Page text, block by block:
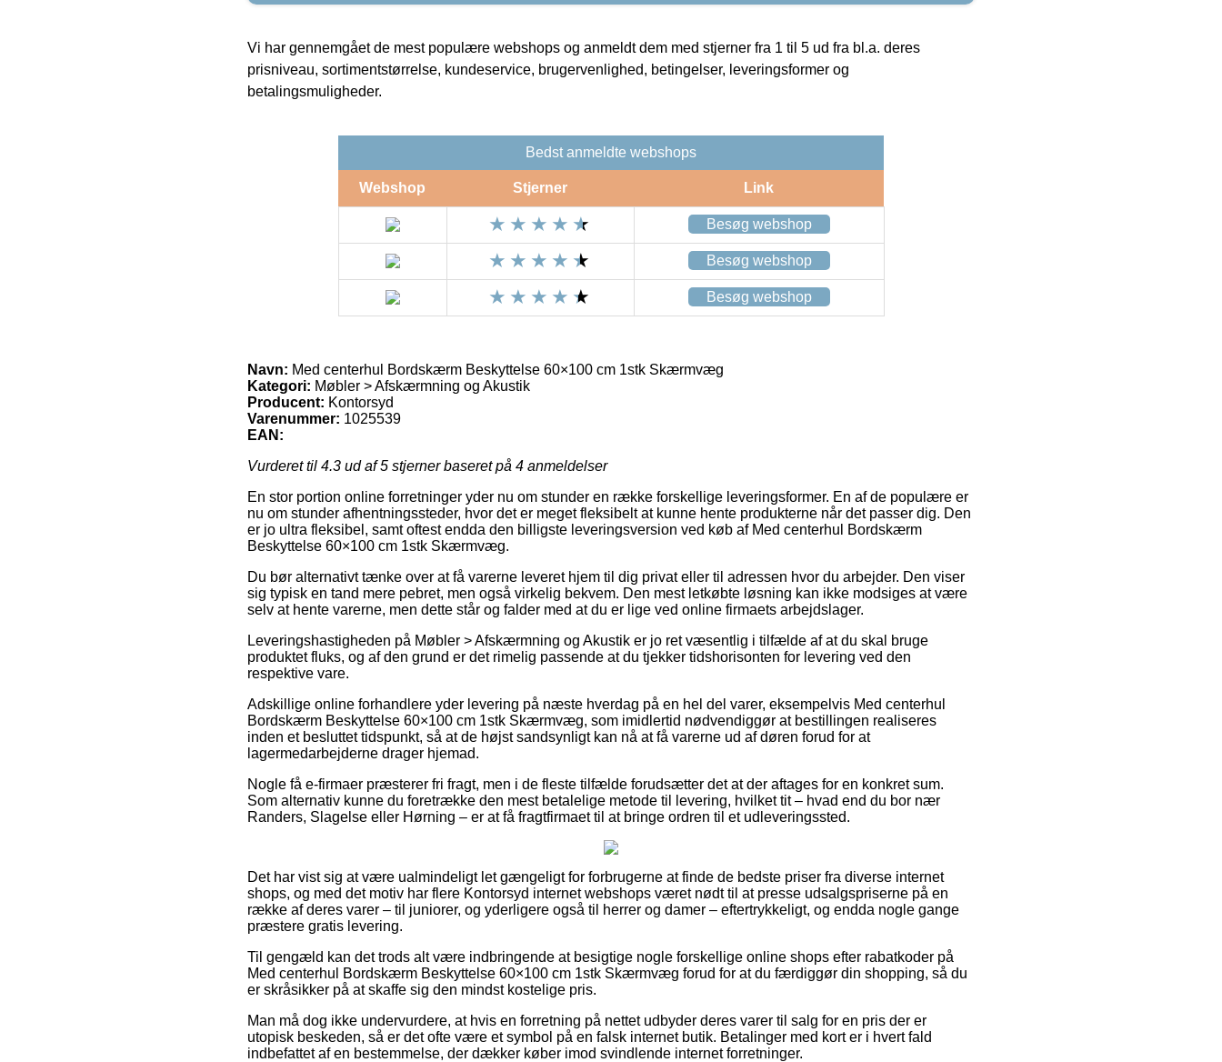
Vi har gennemgået de mest populære webshops og anmeldt dem med stjerner fra 1 til 5 ud fra bl.a. deres
prisniveau, sortimentstørrelse, kundeservice, brugervenlighed, betingelser, leveringsformer og
betalingsmuligheder.
Bedst anmeldte webshops
Webshop Stjerner Link
Besøg webshop
Besøg webshop
Besøg webshop
Navn: Med centerhul Bordskærm Beskyttelse 60×100 cm 1stk Skærmvæg
Kategori: Møbler > Afskærmning og Akustik
Producent: Kontorsyd
Varenummer: 1025539
EAN:
Vurderet til 4.3 ud af 5 stjerner baseret på 4 anmeldelser
En stor portion online forretninger yder nu om stunder en række forskellige leveringsformer. En af de populære er
nu om stunder afhentningssteder, hvor det er meget fleksibelt at kunne hente produkterne når det passer dig. Den
er jo ultra fleksibel, samt oftest endda den billigste leveringsversion ved køb af Med centerhul Bordskærm
Beskyttelse 60×100 cm 1stk Skærmvæg.
Du bør alternativt tænke over at få varerne leveret hjem til dig privat eller til adressen hvor du arbejder. Den viser
sig typisk en tand mere pebret, men også virkelig bekvem. Den mest letkøbte løsning kan ikke modsiges at være
selv at hente varerne, men dette står og falder med at du er lige ved online firmaets arbejdslager.
Leveringshastigheden på Møbler > Afskærmning og Akustik er jo ret væsentlig i tilfælde af at du skal bruge
produktet fluks, og af den grund er det rimelig passende at du tjekker tidshorisonten for levering ved den
respektive vare.
Adskillige online forhandlere yder levering på næste hverdag på en hel del varer, eksempelvis Med centerhul
Bordskærm Beskyttelse 60×100 cm 1stk Skærmvæg, som imidlertid nødvendiggør at bestillingen realiseres
inden et besluttet tidspunkt, så at de højst sandsynligt kan nå at få varerne ud af døren forud for at
lagermedarbejderne drager hjemad.
Nogle få e-firmaer præsterer fri fragt, men i de fleste tilfælde forudsætter det at der aftages for en konkret sum.
Som alternativ kunne du foretrække den mest betalelige metode til levering, hvilket tit – hvad end du bor nær
Randers, Slagelse eller Hørning – er at få fragtfirmaet til at bringe ordren til et udleveringssted.
Det har vist sig at være ualmindeligt let gængeligt for forbrugerne at finde de bedste priser fra diverse internet
shops, og med det motiv har flere Kontorsyd internet webshops været nødt til at presse udsalgspriserne på en
række af deres varer – til juniorer, og yderligere også til herrer og damer – eftertrykkeligt, og endda nogle gange
præstere gratis levering.
Til gengæld kan det trods alt være indbringende at besigtige nogle forskellige online shops efter rabatkoder på
Med centerhul Bordskærm Beskyttelse 60×100 cm 1stk Skærmvæg forud for at du færdiggør din shopping, så du
er skråsikker på at skaffe sig den mindst kostelige pris.
Man må dog ikke undervurdere, at hvis en forretning på nettet udbyder deres varer til salg for en pris der er
utopisk beskeden, så er det ofte være et symbol på en falsk internet butik. Betalinger med kort er i hvert fald
indbefattet af en bestemmelse, der dækker køber imod svindlende internet forretninger.